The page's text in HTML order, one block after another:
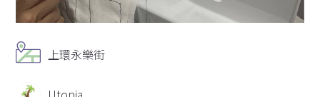
上環永樂街